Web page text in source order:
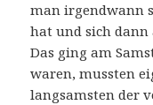
man irgendwann
hat und sich
Das ging am
waren, mussten
langsamsten der